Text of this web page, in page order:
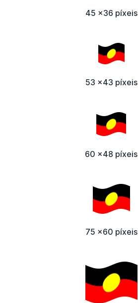
45 x36 píxeis
53 x43 píxeis
60 x48 píxeis
75 x60 píxeis